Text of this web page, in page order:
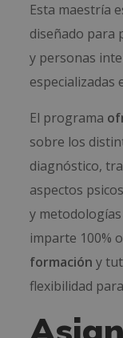
Esta maestría
diseñado para
y personas
especializadas
El programa
sobre los
diagnóstico,
aspectos
y
imparte 100%
formación y
flexibilidad